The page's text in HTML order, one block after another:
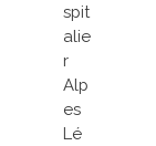
spit
alie
r
Alp
es
Lé